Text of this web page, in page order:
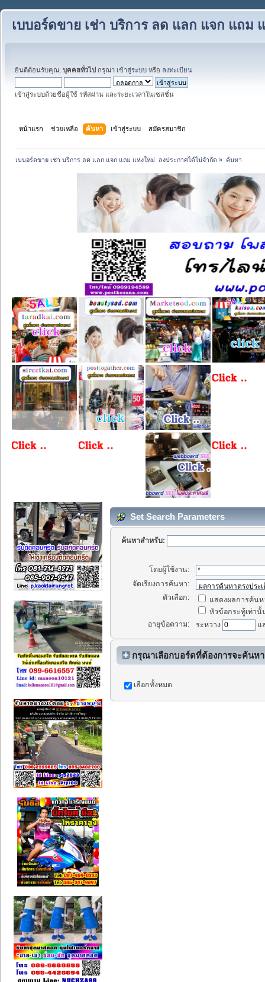
เบบอร์ดขาย เช่า บริการ ลด แลก แจก แถม
ยินดีต้อนรับคุณ, บุคคลทั่วไป กรุณา เข้าสู่ระบบ หรือ ลงทะเบียน
เข้าสู่ระบบด้วยชื่อผู้ใช้ รหัสผ่าน และระยะเวลาในเซสชั่น
หน้าแรก ช่วยเหลือ ค้นหา เข้าสู่ระบบ สมัครสมาชิก
เบบอร์ดขาย เช่า บริการ ลด แลก แจก แถม แห่งใหม่  ลงประกาศได้ไม่จำกัด » ค้นหา
Set Search Parameters
ค้นหาสำหรับ:
โดยผู้ใช้งาน:
จัดเรียงการค้นหา:
ตัวเลือก:
แสดงผลการค้น
หัวข้อกระทู้เท่านั้
อายุข้อความ:
ระหว่าง แ
กรุณาเลือกบอร์ดที่ต้องการจะค้นห
เลือกทั้งหมด